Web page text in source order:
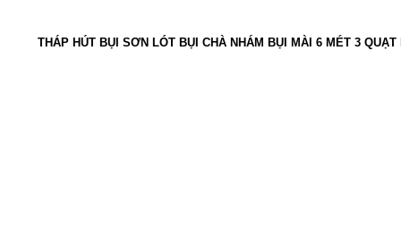
THÁP HÚT BỤI SƠN LÓT BỤI CHÀ NHÁM BỤI MÀI 6 MÉT 3 QUẠT